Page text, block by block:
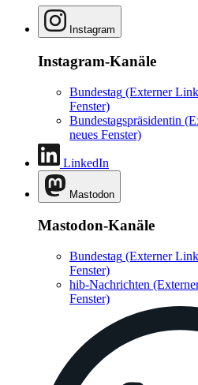
Instagram
Instagram-Kanäle
Bundestag (Externer
Fenster)
Bundestagspräsidentin
neues Fenster)
LinkedIn
Mastodon
Mastodon-Kanäle
Bundestag (Externer
Fenster)
hib-Nachrichten
Fenster)